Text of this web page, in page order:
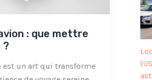
: que mettre
?
est un art qui transforme